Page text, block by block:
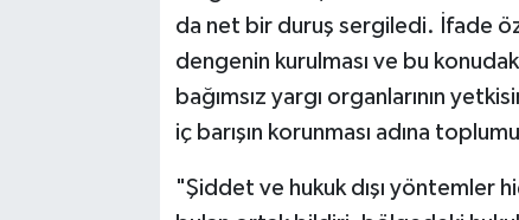
da net bir duruş sergiledi. İfade
dengenin kurulması ve bu
bağımsız yargı organlarının
iç barışın korunması adına
"Şiddet ve hukuk dışı yöntemler